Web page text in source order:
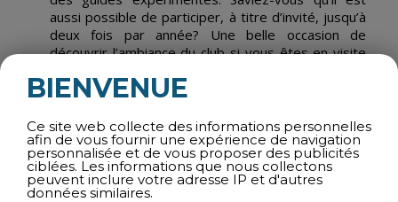
aussi possible de participer, à titre d’invité, jusqu’à
deux fois par année? Une belle occasion de
découvrir l’ambiance du club si vous êtes en visite
Certaines conditions s’appliquent. Inscriptions et
ÉVÉNEMENT
INCONTOURNABLE
BIENVENUE
Ce site web collecte des informations personnelles
afin de vous fournir une expérience de navigation
personnalisée et de vous proposer des publicités
ciblées. Les informations que nous collectons
peuvent inclure votre adresse IP et d'autres
données similaires.